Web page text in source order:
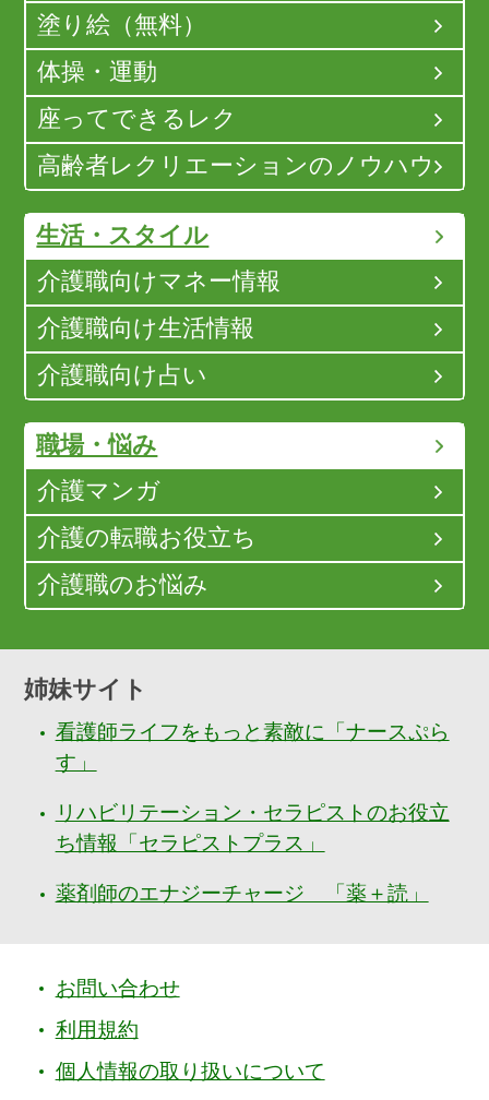
塗り絵（無料）
体操・運動
座ってできるレク
高齢者レクリエーションのノウハウ
生活・スタイル
介護職向けマネー情報
介護職向け生活情報
介護職向け占い
職場・悩み
介護マンガ
介護の転職お役立ち
介護職のお悩み
姉妹サイト
看護師ライフをもっと素敵に「ナースぷら
す」
リハビリテーション・セラピストのお役立
ち情報「セラピストプラス」
薬剤師のエナジーチャージ 「薬＋読」
お問い合わせ
利用規約
個人情報の取り扱いについて